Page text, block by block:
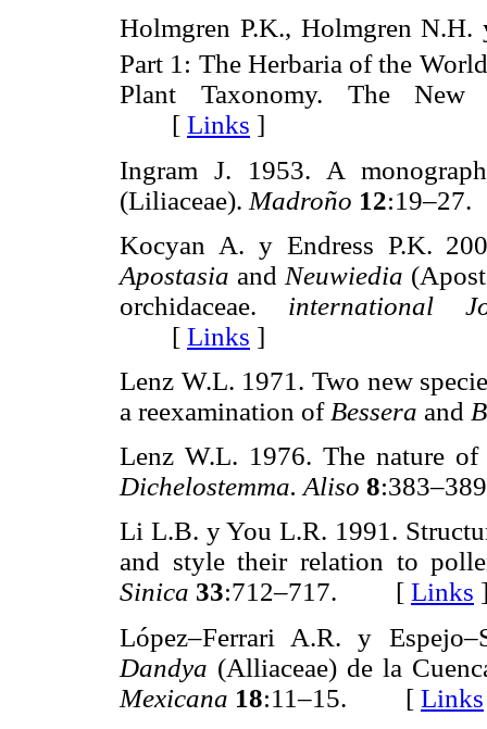
Holmgren P.K., Holmgren
Part 1: The Herbaria of the
Plant Taxonomy. The
[ Links ]
Ingram J. 1953. A
(Liliaceae). Madroño 12
Kocyan A. y Endress P.K.
Apostasia and Neuwiedia
orchidaceae. international
[ Links ]
Lenz W.L. 1971. Two new
a reexamination of Bessera and
Lenz W.L. 1976. The nature
Dichelostemma. Aliso 8
Li L.B. y You L.R. 1991.
and style their relation to
Sinica 33:712–717. [ Links
López–Ferrari A.R. y
Dandya (Alliaceae) de la
Mexicana 18:11–15. [ Links